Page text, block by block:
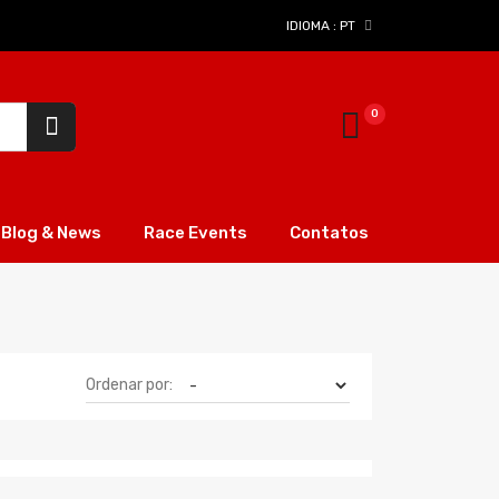
IDIOMA : PT
Blog & News Race Events Contatos
Ordenar por: